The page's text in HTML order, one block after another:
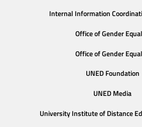
Internal Information
Office of Gender
Office of Gender
UNED Foundation
UNED Media
University Institute of Distance